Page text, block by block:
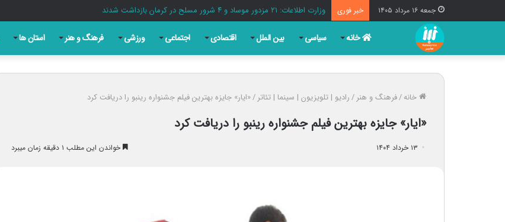
جمعه ۱۶ مرداد ۱۴۰۵ خبر فوری وزارت اطلاعات: ۲۱ مزدور موساد و ۴ شرور مسلح در کرمان بازداشت شدند
خانه سیاسی بین الملل اقتصادی اجتماعی ورزشی فرهنگ و هنر استان ها
خانه/فرهنگ و هنر /رادیو | تلویزیون | سینما | تئاتر /«ایار» جایزه بهترین فیلم جشنواره رینبو را دریافت کرد
«ایار» جایزه بهترین فیلم جشنواره رینبو را دریافت کرد
۱۳ خرداد ۱۴۰۴ خواندن این مطلب ۱ دقیقه زمان میبرد